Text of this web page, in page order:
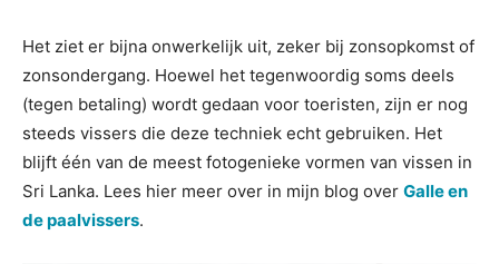
Het ziet er bijna onwerkelijk uit, zeker bij zonsopkomst of
zonsondergang. Hoewel het tegenwoordig soms deels
(tegen betaling) wordt gedaan voor toeristen, zijn er nog
steeds vissers die deze techniek echt gebruiken. Het
blijft één van de meest fotogenieke vormen van vissen in
Sri Lanka. Lees hier meer over in mijn blog over Galle en
de paalvissers.